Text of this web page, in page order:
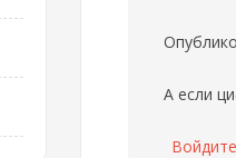
А если
Войдите